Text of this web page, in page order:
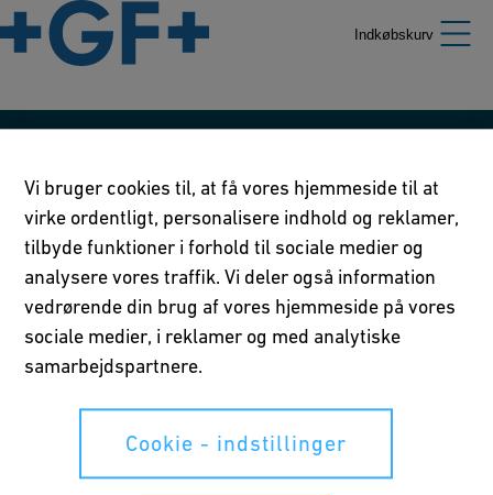
Indkøbskurv
Brugsvilkår
Privatlivserklæring
Cookie - indstillinger
Whistleblowing
Vi bruger cookies til, at få vores hjemmeside til at
virke ordentligt, personalisere indhold og reklamer,
tilbyde funktioner i forhold til sociale medier og
analysere vores traffik. Vi deler også information
vedrørende din brug af vores hjemmeside på vores
sociale medier, i reklamer og med analytiske
samarbejdspartnere.
Cookie - indstillinger